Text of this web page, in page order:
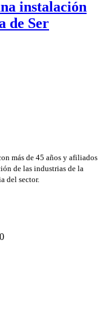
instalación
de Ser
más de 45 años y afiliados
de las industrias de la
del sector.